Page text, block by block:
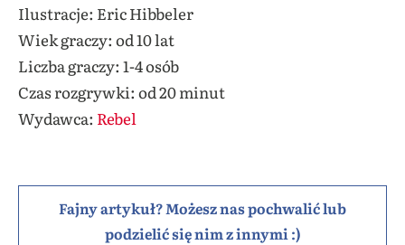
Ilustracje: Eric Hibbeler
Wiek graczy: od 10 lat
Liczba graczy: 1-4 osób
Czas rozgrywki: od 20 minut
Wydawca: Rebel
Fajny artykuł? Możesz nas pochwalić lub
podzielić się nim z innymi :)